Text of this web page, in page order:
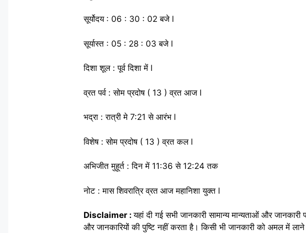
सूर्योदय : 06 : 30 : 02 बजे l
सूर्यास्त : 05 : 28 : 03 बजे l
दिशा शूल : पूर्व दिशा में l
व्रत पर्व : सोम प्रदोष ( 13 ) व्रत आज l
भद्रा : रात्री मे 7:21 से आरंभ l
विशेष : सोम प्रदोष ( 13 ) व्रत कल l
अभिजीत मुहूर्त : दिन में 11:36 से 12:24 तक
नोट : मास शिवरात्रि व्रत आज महानिशा युक्त l
Disclaimer :यहां दी गई सभी जानकारी सामान्य मान्यताओं और जानकारी
और जानकारियों की पुष्टि नहीं करता है। किसी भी जानकारी को अमल में